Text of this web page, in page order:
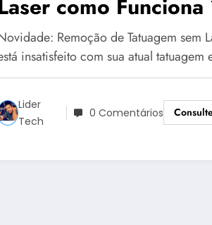
como Funciona
Remoção de Tatuagem sem
insatisfeito com sua atual tatuagem
Lider
Tech
0 Comentários